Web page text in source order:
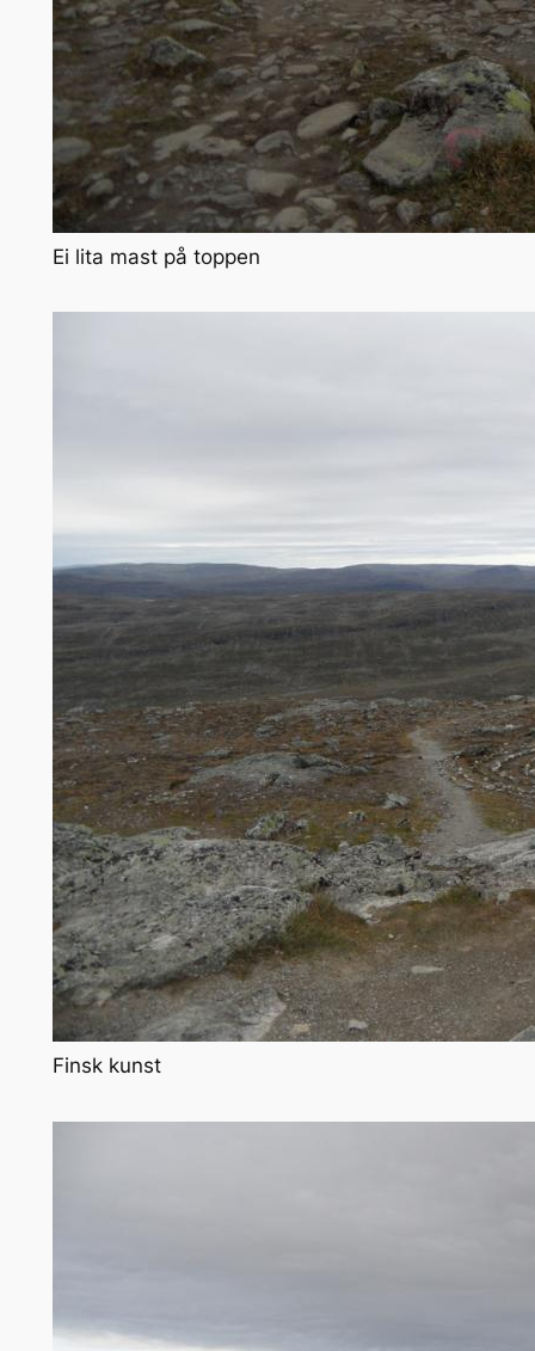
Ei lita mast på toppen
Finsk kunst